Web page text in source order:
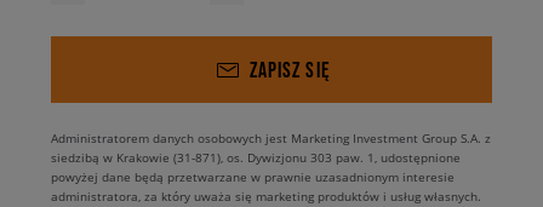
ZAPISZ SIĘ
Administratorem danych osobowych jest Marketing Investment Group S.A. z
siedzibą w Krakowie (31-871), os. Dywizjonu 303 paw. 1, udostępnione
powyżej dane będą przetwarzane w prawnie uzasadnionym interesie
administratora, za który uważa się marketing produktów i usług własnych.